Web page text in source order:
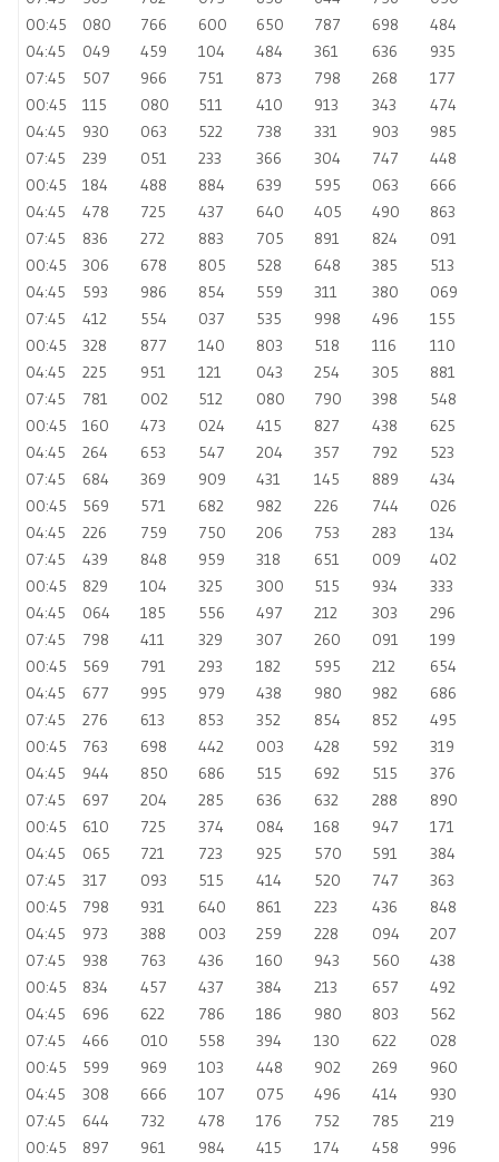
00:45
080 766 600 650 787 698
484
04:45
049 459 104 484 361 636
935
07:45
507 966 751 873 798 268
177
00:45
115 080 511 410 913 343
474
04:45
930 063 522 738 331 903
985
07:45
239 051 233 366 304 747
448
00:45
184 488 884 639 595 063
666
04:45
478 725 437 640 405 490
863
07:45
836 272 883 705 891 824
091
00:45
306 678 805 528 648 385
513
04:45
593 986 854 559 311 380
069
07:45
412 554 037 535 998 496
155
00:45
328 877 140 803 518 116
110
04:45
225 951 121 043 254 305
881
07:45
781 002 512 080 790 398
548
00:45
160 473 024 415 827 438
625
04:45
264 653 547 204 357 792
523
07:45
684 369 909 431 145 889
434
00:45
569 571 682 982 226 744
026
04:45
226 759 750 206 753 283
134
07:45
439 848 959 318 651 009
402
00:45
829 104 325 300 515 934
333
04:45
064 185 556 497 212 303
296
07:45
798 411 329 307 260 091
199
00:45
569 791 293 182 595 212
654
04:45
677 995 979 438 980 982
686
07:45
276 613 853 352 854 852
495
00:45
763 698 442 003 428 592
319
04:45
944 850 686 515 692 515
376
07:45
697 204 285 636 632 288
890
00:45
610 725 374 084 168 947
171
04:45
065 721 723 925 570 591
384
07:45
317 093 515 414 520 747
363
00:45
798 931 640 861 223 436
848
04:45
973 388 003 259 228 094
207
07:45
938 763 436 160 943 560
438
00:45
834 457 437 384 213 657
492
04:45
696 622 786 186 980 803
562
07:45
466 010 558 394 130 622
028
00:45
599 969 103 448 902 269
960
04:45
308 666 107 075 496 414
930
07:45
644 732 478 176 752 785
219
00:45
897 961 984 415 174 458
996